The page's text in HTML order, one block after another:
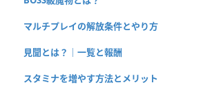
マルチプレイの解放条件とやり方
見聞とは？｜一覧と報酬
スタミナを増やす方法とメリット